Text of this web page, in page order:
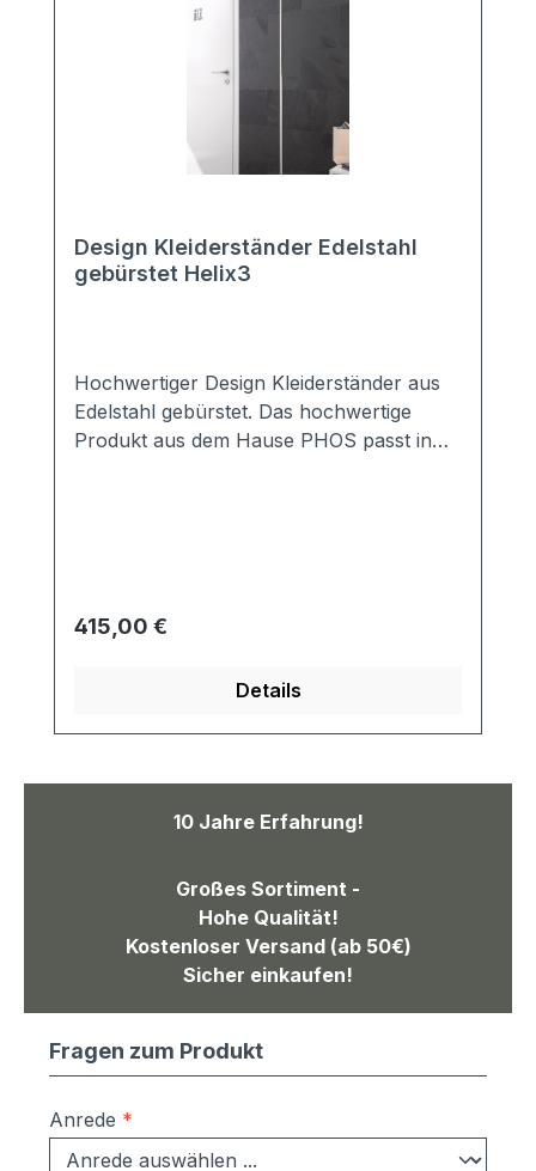
Design Kleiderständer Edelstahl
gebürstet Helix3
Hochwertiger Design Kleiderständer aus
Edelstahl gebürstet. Das hochwertige
Produkt aus dem Hause PHOS passt in
viele Kleidungsstücke, Schals,
Handtaschen, .... Material:Haken +
pulverbeschichtet, RAL9007
Graualuminium Maße:Höhe: 1858mm
zwischen den Haken 100mm ØFuß:
Regulärer Preis:
415,00 €
Details
10 Jahre Erfahrung!
Großes Sortiment -
Hohe Qualität!
Kostenloser Versand (ab 50€)
Sicher einkaufen!
Fragen zum Produkt
Anrede *